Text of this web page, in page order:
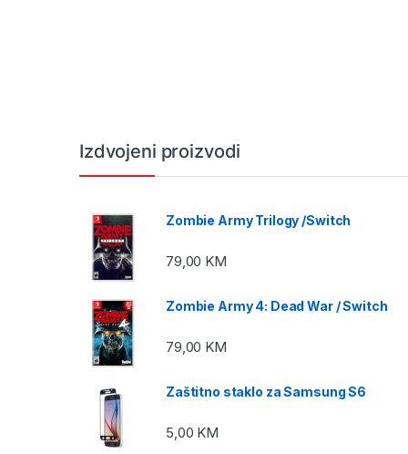
Izdvojeni proizvodi
Zombie Army Trilogy /Switch
79,00 KM
Zombie Army 4: Dead War / Switch
79,00 KM
Zaštitno staklo za Samsung S6
5,00 KM